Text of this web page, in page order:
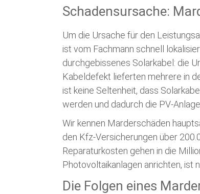
Schadensursache:
Um die Ursache für den
ist vom Fachmann schnell
durchgebissenes Solarkabel: die
Kabeldefekt lieferten mehrere in
ist keine Seltenheit, dass
werden und dadurch die PV-
Wir kennen Marderschäden
den Kfz-Versicherungen über
Reparaturkosten gehen in die
Photovoltaikanlagen anrichten, ist
Die Folgen eines